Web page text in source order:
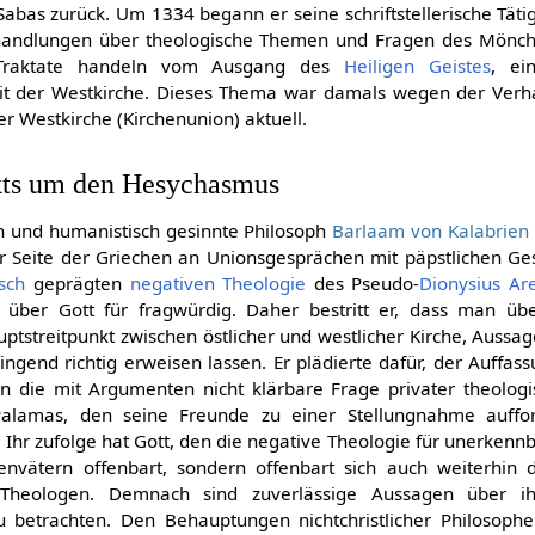
zurück. Um 1334 begann er seine schriftstellerische
über theologische Themen und Fragen des
handeln vom Ausgang des Heiligen Geistes,
der Westkirche. Dieses Thema war damals wegen der
Westkirche (Kirchenunion) aktuell.
um den Hesychasmus
humanistisch gesinnte Philosoph Barlaam von Kalabrien
der Griechen an Unionsgesprächen mit päpstlichen
geprägten negativen Theologie des Pseudo-Dionysius
über Gott für fragwürdig. Daher bestritt er, dass man
zwischen östlicher und westlicher Kirche,
richtig erweisen lassen. Er plädierte dafür, der
die mit Argumenten nicht klärbare Frage privater
den seine Freunde zu einer Stellungnahme
zufolge hat Gott, den die negative Theologie für
offenbart, sondern offenbart sich auch weiterhin
Demnach sind zuverlässige Aussagen über
betrachten. Den Behauptungen nichtchristlicher